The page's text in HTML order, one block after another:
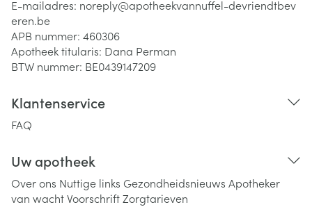
E-mailadres: noreply@apotheekvannuffel-devriendtbev
eren.be
APB nummer: 460306
Apotheek titularis: Dana Perman
BTW nummer: BE0439147209
Klantenservice
FAQ
Uw apotheek
Over ons Nuttige links Gezondheidsnieuws Apotheker
van wachtVoorschriftZorgtarieven